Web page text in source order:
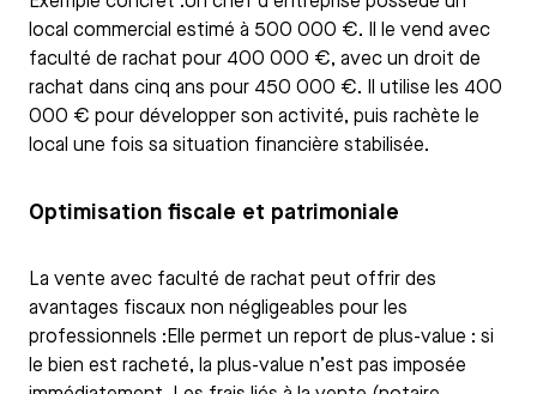
local commercial estimé à 500 000 €. Il le vend avec
faculté de rachat pour 400 000 €, avec un droit de
rachat dans cinq ans pour 450 000 €. Il utilise les 400
000 € pour développer son activité, puis rachète le
local une fois sa situation financière stabilisée.
Optimisation fiscale et patrimoniale
La vente avec faculté de rachat peut offrir des
avantages fiscaux non négligeables pour les
professionnels :Elle permet un report de plus-value : si
le bien est racheté, la plus-value n’est pas imposée